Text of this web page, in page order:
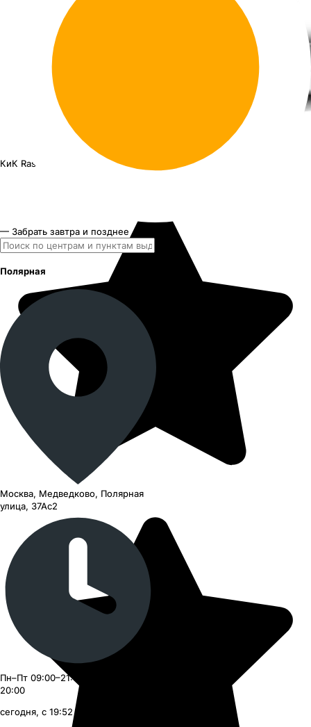
КиК Rassvet KC868 16"x6.5J PCD 5x114.3 ЕТ 38 ЦО 67.1
— Забрать завтра и позднее
Полярная
Москва, Медведково, Полярная
улица, 37Ас2
Пн–Пт 09:00–21:00, Сб–Вс 09:00–
20:00
сегодня, с 19:52